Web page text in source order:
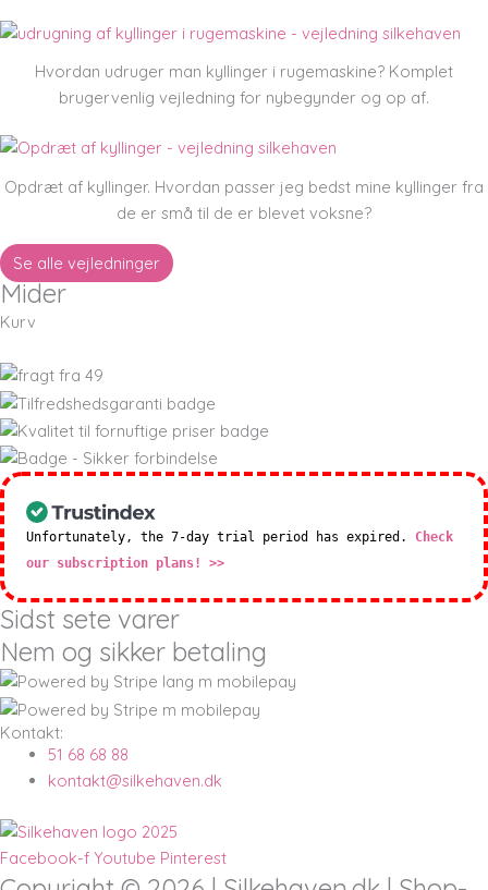
Hvordan udruger man kyllinger i rugemaskine? Komplet
brugervenlig vejledning for nybegynder og op af.
Opdræt af kyllinger. Hvordan passer jeg bedst mine kyllinger fra
de er små til de er blevet voksne?
Se alle vejledninger
Mider
Kurv
Unfortunately, the 7-day trial period has expired. Check
our subscription plans! >>
Sidst sete varer
Nem og sikker betaling
Kontakt:
51 68 68 88
kontakt@silkehaven.dk
Facebook-f Youtube Pinterest